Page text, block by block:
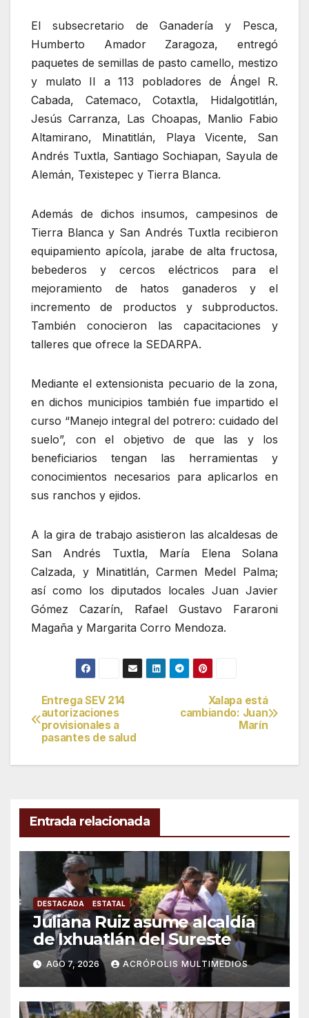
El subsecretario de Ganadería y Pesca,
Humberto Amador Zaragoza, entregó
paquetes de semillas de pasto camello, mestizo
y mulato II a 113 pobladores de Ángel R.
Cabada, Catemaco, Cotaxtla, Hidalgotitlán,
Jesús Carranza, Las Choapas, Manlio Fabio
Altamirano, Minatitlán, Playa Vicente, San
Andrés Tuxtla, Santiago Sochiapan, Sayula de
Alemán, Texistepec y Tierra Blanca.
Además de dichos insumos, campesinos de
Tierra Blanca y San Andrés Tuxtla recibieron
equipamiento apícola, jarabe de alta fructosa,
bebederos y cercos eléctricos para el
mejoramiento de hatos ganaderos y el
incremento de productos y subproductos.
También conocieron las capacitaciones y
talleres que ofrece la SEDARPA.
Mediante el extensionista pecuario de la zona,
en dichos municipios también fue impartido el
curso “Manejo integral del potrero: cuidado del
suelo”, con el objetivo de que las y los
beneficiarios tengan las herramientas y
conocimientos necesarios para aplicarlos en
sus ranchos y ejidos.
A la gira de trabajo asistieron las alcaldesas de
San Andrés Tuxtla, María Elena Solana
Calzada, y Minatitlán, Carmen Medel Palma;
así como los diputados locales Juan Javier
Gómez Cazarín, Rafael Gustavo Fararoni
Magaña y Margarita Corro Mendoza.
Navegación
de
entradas
Xalapa está
cambiando: Juan
Marín
Entrega SEV 214
autorizaciones
provisionales a
pasantes de salud
Entrada relacionada
DESTACADA ESTATAL
Juliana Ruiz asume alcaldía
de Ixhuatlán del Sureste
AGO 7, 2026 ACRÓPOLIS MULTIMEDIOS